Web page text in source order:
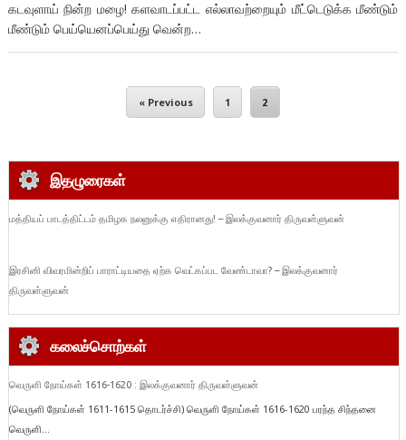
கடவுளாய் நின்ற மழை! களவாடப்பட்ட எல்லாவற்றையும் மீட்டெடுக்க மீண்டும்
மீண்டும் பெய்யெனப்பெய்து வென்ற…
« Previous 1 2
இதழுரைகள்
மத்தியப் பாடத்திட்டம் தமிழக நலனுக்கு எதிரானது! – இலக்குவனார் திருவள்ளுவன்
இரசினி விவரமின்றிப் பாராட்டியதை ஏற்க வெட்கப்பட வேண்டாவா? – இலக்குவனார்
திருவள்ளுவன்
கலைச்சொற்கள்
வெருளி நோய்கள் 1616-1620 : இலக்குவனார் திருவள்ளுவன்
(வெருளி நோய்கள் 1611-1615 தொடர்ச்சி) வெருளி நோய்கள் 1616-1620 பரந்த சிந்தனை
வெருளி...